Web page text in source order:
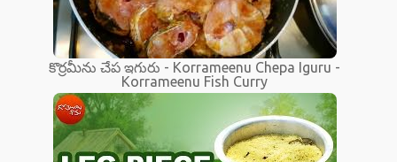
కొర్రమీను చేప ఇగురు - Korrameenu Chepa Iguru -
Korrameenu Fish Curry